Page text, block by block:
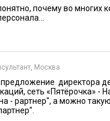
закрыть стартовые
студентов был
бизнес-квеста по
проект оказался
полностью закрыты
компании, а также
почему во многих
Москва
директора
сеть «Пятёрочка» -
- рартнер", а можно